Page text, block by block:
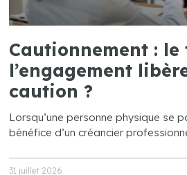
Cautionnement : le
l’engagement
caution ?
Lorsqu’une personne physique se
bénéfice d’un créancier
31 juillet 2026